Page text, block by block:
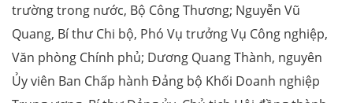
trường trong nước, Bộ Công Thương; Nguyễn Vũ
Quang, Bí thư Chi bộ, Phó Vụ trưởng Vụ Công nghiệp,
Văn phòng Chính phủ; Dương Quang Thành, nguyên
Ủy viên Ban Chấp hành Đảng bộ Khối Doanh nghiệp